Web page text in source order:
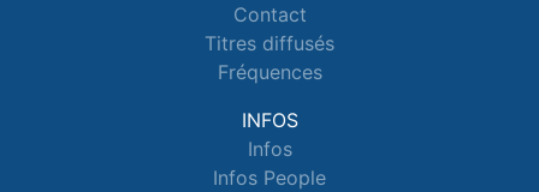
Contact
Titres diffusés
Fréquences
INFOS
Infos
Infos People